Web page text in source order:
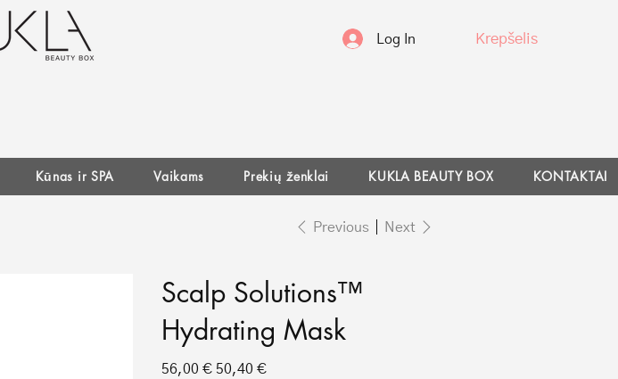
Log In Krepšelis
Kūnas ir SPA Vaikams Prekių ženklai KUKLA BEAUTY BOX KONTAKTAI
Previous Next
Scalp Solutions™
Hydrating Mask
Original
price
56,00 € Sale
price
50,40 €